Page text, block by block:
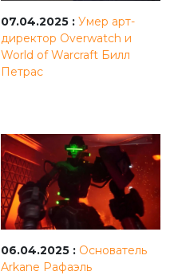
07.04.2025 : Умер арт-
директор Overwatch и
World of Warcraft Билл
Петрас
06.04.2025 : Основатель
Arkane Рафаэль